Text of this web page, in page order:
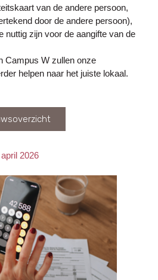
van de andere persoon,
door de andere persoon),
nuttig zijn voor de aangifte van de
Campus W zullen onze
helpen naar het juiste lokaal.
2026